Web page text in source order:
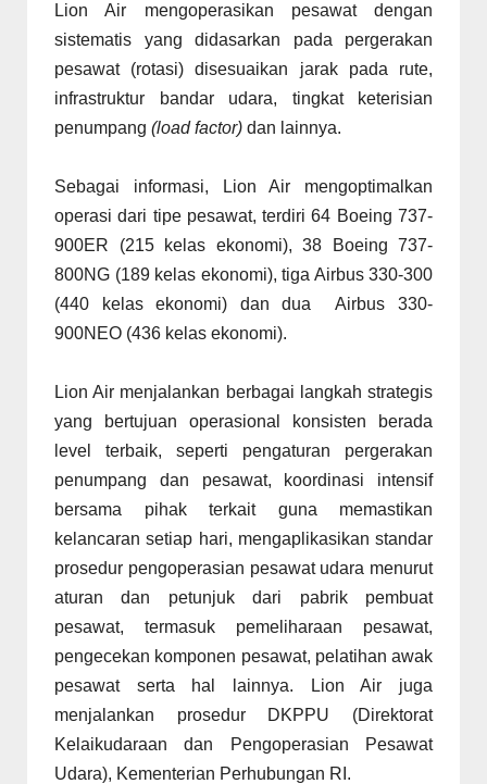
Lion Air mengoperasikan pesawat dengan
sistematis yang didasarkan pada pergerakan
pesawat (rotasi) disesuaikan jarak pada rute,
infrastruktur bandar udara, tingkat keterisian
penumpang (load factor) dan lainnya.
Sebagai informasi, Lion Air mengoptimalkan
operasi dari tipe pesawat, terdiri 64 Boeing 737-
900ER (215 kelas ekonomi), 38 Boeing 737-
800NG (189 kelas ekonomi), tiga Airbus 330-300
(440 kelas ekonomi) dan dua Airbus 330-
900NEO (436 kelas ekonomi).
Lion Air menjalankan berbagai langkah strategis
yang bertujuan operasional konsisten berada
level terbaik, seperti pengaturan pergerakan
penumpang dan pesawat, koordinasi intensif
bersama pihak terkait guna memastikan
kelancaran setiap hari, mengaplikasikan standar
prosedur pengoperasian pesawat udara menurut
aturan dan petunjuk dari pabrik pembuat
pesawat, termasuk pemeliharaan pesawat,
pengecekan komponen pesawat, pelatihan awak
pesawat serta hal lainnya. Lion Air juga
menjalankan prosedur DKPPU (Direktorat
Kelaikudaraan dan Pengoperasian Pesawat
Udara), Kementerian Perhubungan RI.